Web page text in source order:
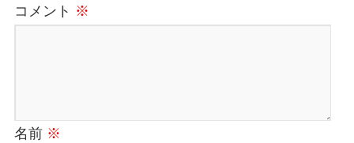
コメント ※
名前 ※